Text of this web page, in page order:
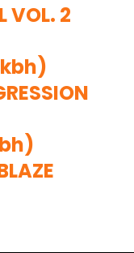
VOL. 2